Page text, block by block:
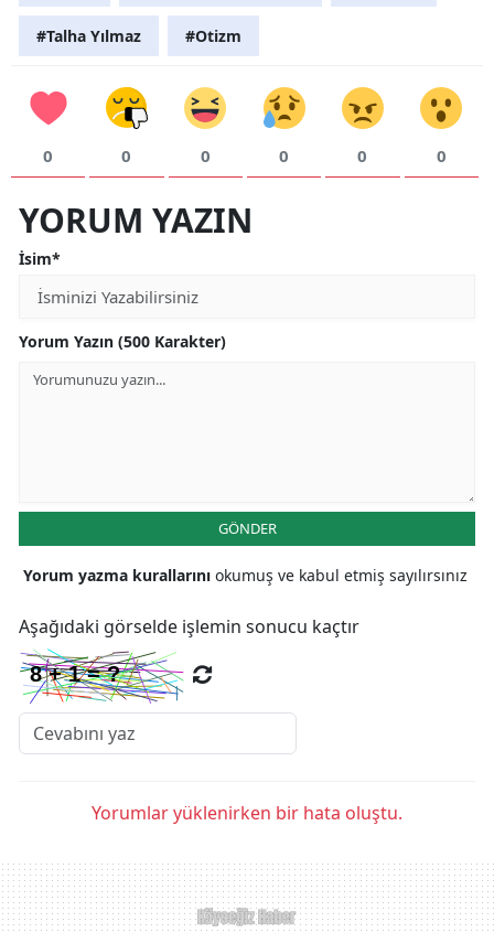
#Talha Yılmaz #Otizm
0 0 0 0 0 0
YORUM YAZIN
İsim*
Yorum Yazın (500 Karakter)
GÖNDER
Yorum yazma kurallarını okumuş ve kabul etmiş sayılırsınız
Aşağıdaki görselde işlemin sonucu kaçtır
Yorumlar yüklenirken bir hata oluştu.